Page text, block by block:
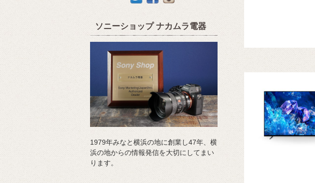
ソニーショップ ナカムラ電器
1979年みなと横浜の地に創業し47年、横
浜の地からの情報発信を大切にしてまい
ります。